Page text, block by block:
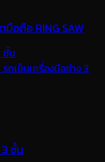
อถือ RING SAW
ชั้น